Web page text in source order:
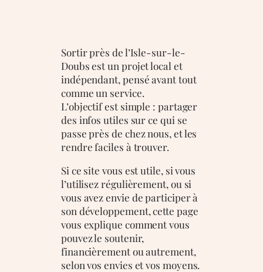
Sortir près de l’Isle-sur-le-
Doubs est un projet local et
indépendant, pensé avant tout
comme un service.
L’objectif est simple : partager
des infos utiles sur ce qui se
passe près de chez nous, et les
rendre faciles à trouver.
Si ce site vous est utile, si vous
l’utilisez régulièrement, ou si
vous avez envie de participer à
son développement, cette page
vous explique comment vous
pouvez le soutenir,
financièrement ou autrement,
selon vos envies et vos moyens.